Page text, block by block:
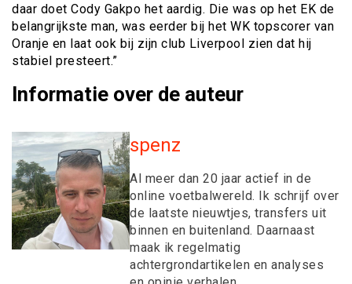
daar doet Cody Gakpo het aardig. Die was op het EK de
belangrijkste man, was eerder bij het WK topscorer van
Oranje en laat ook bij zijn club Liverpool zien dat hij
stabiel presteert.”
Informatie over de auteur
spenz
Al meer dan 20 jaar actief in de
online voetbalwereld. Ik schrijf over
de laatste nieuwtjes, transfers uit
binnen en buitenland. Daarnaast
maak ik regelmatig
achtergrondartikelen en analyses